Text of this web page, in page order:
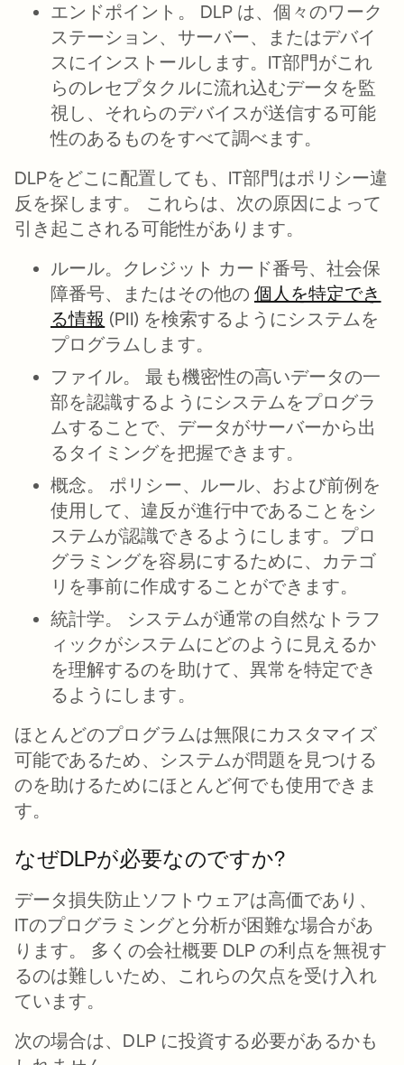
エンドポイント。 DLP は、個々のワーク
ステーション、サーバー、またはデバイ
スにインストールします。IT部門がこれ
らのレセプタクルに流れ込むデータを監
視し、それらのデバイスが送信する可能
性のあるものをすべて調べます。
DLPをどこに配置しても、IT部門はポリシー違
反を探します。 これらは、次の原因によって
引き起こされる可能性があります。
ルール。 クレジット カード番号、社会保
障番号、またはその他の 個人を特定でき
る情報 (PII) を検索するようにシステムを
プログラムします。
ファイル。最も機密性の高いデータの一
部を認識するようにシステムをプログラ
ムすることで、データがサーバーから出
るタイミングを把握できます。
概念。 ポリシー、ルール、および前例を
使用して、違反が進行中であることをシ
ステムが認識できるようにします。プロ
グラミングを容易にするために、カテゴ
リを事前に作成することができます。
統計学。 システムが通常の自然なトラフ
ィックがシステムにどのように見えるか
を理解するのを助けて、異常を特定でき
るようにします。
ほとんどのプログラムは無限にカスタマイズ
可能であるため、システムが問題を見つける
のを助けるためにほとんど何でも使用できま
す。
なぜDLPが必要なのですか?
データ損失防止ソフトウェアは高価であり、
ITのプログラミングと分析が困難な場合があ
ります。 多くの会社概要 DLP の利点を無視す
るのは難しいため、これらの欠点を受け入れ
ています。
次の場合は、DLP に投資する必要があるかも